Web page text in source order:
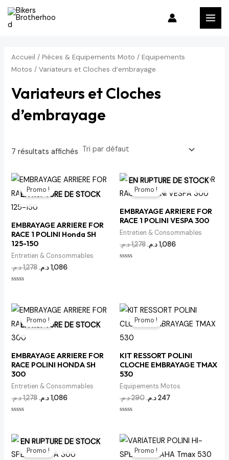
Aller
P
r
m
n
x
m
x
Accueil /Pièces & Equipements Moto /Equipements
Motos / Variateurs et Cloches d’embrayage
Variateurs et Cloches
d’embrayage
7 résultats affichés
EN RUPTURE DE STOCK
Promo !
EMBRAYAGE ARRIERE FOR
RACE 1 POLINI Honda SH
125-150
Entretien & Consommables
1,278د.م.
Le
prix
initial
1,086 د.م.
Le
actuel
5
EN RUPTURE DE STOCK
Promo !
EMBRAYAGE ARRIERE FOR
RACE 1 POLINI VESPA 300
Entretien & Consommables
1,278د.م.
Le
prix
initial
1,278 د.م..
1,086د.م.
Le
prix
actuel
1,086 د.م..
EN RUPTURE DE STOCK
Promo !
EMBRAYAGE ARRIERE FOR
RACE POLINI HONDA SH
300
Entretien & Consommables
1,278د.م.
Le
prix
initial
1,086 د.م.
Le
actuel
5
Promo !
KIT RESSORT POLINI
CLOCHE EMBRAYAGE TMAX
530
Equipements Motos
290د.م.
Le
prix
initial
247د.م.
Le
actuel
5
EN RUPTURE DE STOCK
Promo !
Le
prix
initial
Le
prix
actuel
Promo !
Le
prix
initial
Le
actuel